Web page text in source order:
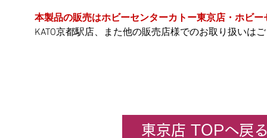
本製品の販売はホビーセンターカトー東京店・ホビ
KATO京都駅店、また他の販売店様でのお取り扱いは
東京店 TOPへ戻